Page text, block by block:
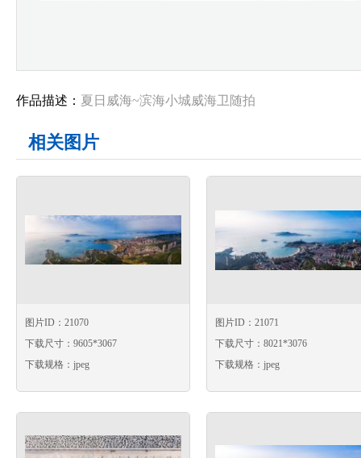
作品描述： 夏日威海~滨海小城威海卫随拍
相关图片
图片ID：21070
下载尺寸：9605*3067
下载规格：jpeg
图片ID：21071
下载尺寸：8021*3076
下载规格：jpeg